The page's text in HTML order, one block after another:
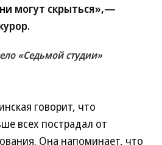
могут скрыться»,—
«Седьмой студии»
говорит, что
всех пострадал от
Она напоминает, что